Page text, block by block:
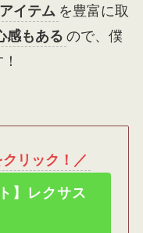
イテム を豊富に取
感もある ので、僕
リック！／
】レクサス